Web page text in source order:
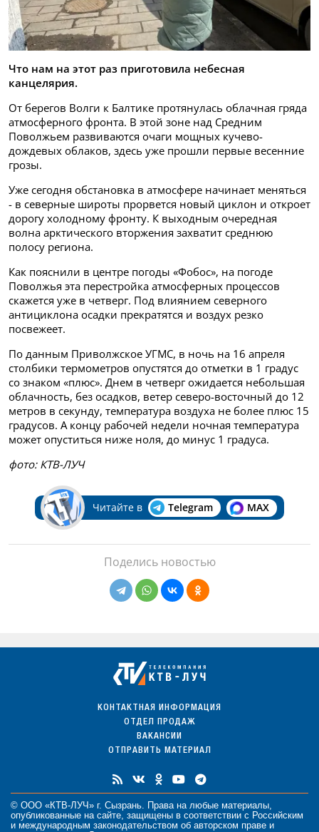
Что нам на этот раз приготовила небесная
канцелярия.
От берегов Волги к Балтике протянулась облачная гряда
атмосферного фронта. В этой зоне над Средним
Поволжьем развиваются очаги мощных кучево-
дождевых облаков, здесь уже прошли первые весенние
грозы.
Уже сегодня обстановка в атмосфере начинает меняться
- в северные широты прорвется новый циклон и откроет
дорогу холодному фронту. К выходным очередная
волна арктического вторжения захватит среднюю
полосу региона.
Как пояснили в центре погоды «Фобос», на погоде
Поволжья эта перестройка атмосферных процессов
скажется уже в четверг. Под влиянием северного
антициклона осадки прекратятся и воздух резко
посвежеет.
По данным Приволжское УГМС, в ночь на 16 апреля
столбики термометров опустятся до отметки в 1 градус
со знаком «плюс». Днем в четверг ожидается небольшая
облачность, без осадков, ветер северо-восточный до 12
метров в секунду, температура воздуха не более плюс 15
градусов. А концу рабочей недели ночная температура
может опуститься ниже ноля, до минус 1 градуса.
фото: КТВ-ЛУЧ
Читайте в Telegram MAX
Поделись новостью
КОНТАКТНАЯ ИНФОРМАЦИЯ
ОТДЕЛ ПРОДАЖ
ВАКАНСИИ
ОТПРАВИТЬ МАТЕРИАЛ
© ООО «КТВ-ЛУЧ» г. Сызрань. Права на любые материалы,
опубликованные на сайте, защищены в соответствии с Российским
и международным законодательством об авторском праве и